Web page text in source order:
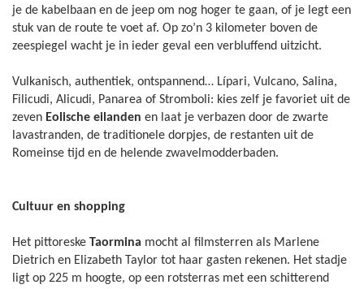
je de kabelbaan en de jeep om nog hoger te gaan, of je legt een
stuk van de route te voet af. Op zo’n 3 kilometer boven de
zeespiegel wacht je in ieder geval een verbluffend uitzicht.
Vulkanisch, authentiek, ontspannend… Lípari, Vulcano, Salina,
Filicudi, Alicudi, Panarea of Stromboli: kies zelf je favoriet uit de
zeven Eolische eilanden en laat je verbazen door de zwarte
lavastranden, de traditionele dorpjes, de restanten uit de
Romeinse tijd en de helende zwavelmodderbaden.
Cultuur en shopping
Het pittoreske Taormina mocht al filmsterren als Marlene
Dietrich en Elizabeth Taylor tot haar gasten rekenen. Het stadje
ligt op 225 m hoogte, op een rotsterras met een schitterend